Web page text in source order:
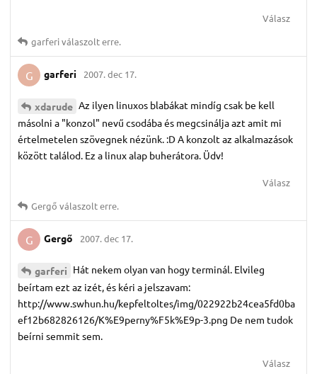
Válasz
garferiválaszolt erre.
G garferi 2007. dec 17.
xdarude Az ilyen linuxos blabákat mindíg csak be kell
másolni a "konzol" nevű csodába és megcsinálja azt amit mi
értelmetelen szövegnek nézünk. :D A konzolt az alkalmazások
között találod. Ez a linux alap buherátora. Üdv!
Válasz
Gergő válaszolt erre.
G Gergő 2007. dec 17.
garferi Hát nekem olyan van hogy terminál. Elvileg
beírtam ezt az izét, és kéri a jelszavam:
http://www.swhun.hu/kepfeltoltes/img/022922b24cea5fd0ba
ef12b682826126/K%E9perny%F5k%E9p-3.png De nem tudok
beírni semmit sem.
Válasz